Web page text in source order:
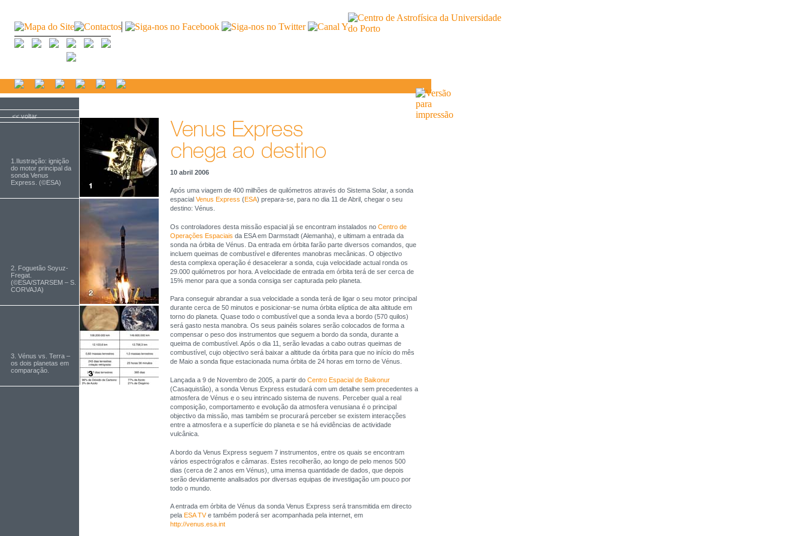
<< voltar
10 abril 2006
Após uma viagem de 400 milhões de quilómetros através do Sistema Solar, a sonda
espacial Venus Express (ESA) prepara-se, para no dia 11 de Abril, chegar o seu
destino: Vénus.
Os controladores desta missão espacial já se encontram instalados no Centro de
Operações Espaciais da ESA em Darmstadt (Alemanha), e ultimam a entrada da
sonda na órbita de Vénus. Da entrada em órbita farão parte diversos comandos, que
incluem queimas de combustível e diferentes manobras mecânicas. O objectivo
desta complexa operação é desacelerar a sonda, cuja velocidade actual ronda os
29.000 quilómetros por hora. A velocidade de entrada em órbita terá de ser cerca de
15% menor para que a sonda consiga ser capturada pelo planeta.
Para conseguir abrandar a sua velocidade a sonda terá de ligar o seu motor principal
durante cerca de 50 minutos e posicionar-se numa órbita elíptica de alta altitude em
torno do planeta. Quase todo o combustível que a sonda leva a bordo (570 quilos)
será gasto nesta manobra. Os seus painéis solares serão colocados de forma a
compensar o peso dos instrumentos que seguem a bordo da sonda, durante a
queima de combustível. Após o dia 11, serão levadas a cabo outras queimas de
combustível, cujo objectivo será baixar a altitude da órbita para que no início do mês
de Maio a sonda fique estacionada numa órbita de 24 horas em torno de Vénus.
Lançada a 9 de Novembro de 2005, a partir do Centro Espacial de Baikonur
(Casaquistão), a sonda Venus Express estudará com um detalhe sem precedentes a
atmosfera de Vénus e o seu intrincado sistema de nuvens. Perceber qual a real
composição, comportamento e evolução da atmosfera venusiana é o principal
objectivo da missão, mas também se procurará perceber se existem interacções
entre a atmosfera e a superfície do planeta e se há evidências de actividade
vulcânica.
A bordo da Venus Express seguem 7 instrumentos, entre os quais se encontram
vários espectrógrafos e câmaras. Estes recolherão, ao longo de pelo menos 500
dias (cerca de 2 anos em Vénus), uma imensa quantidade de dados, que depois
serão devidamente analisados por diversas equipas de investigação um pouco por
todo o mundo.
A entrada em órbita de Vénus da sonda Venus Express será transmitida em directo
pela ESA TVe também poderá ser acompanhada pela internet, em
http://venus.esa.int
1.Ilustração: ignição
do motor principal da
sonda Venus
Express. (©ESA)
2. Foguetão Soyuz-
Fregat.
(©ESA/STARSEM – S.
CORVAJA)
3. Vénus vs. Terra –
os dois planetas em
comparação.